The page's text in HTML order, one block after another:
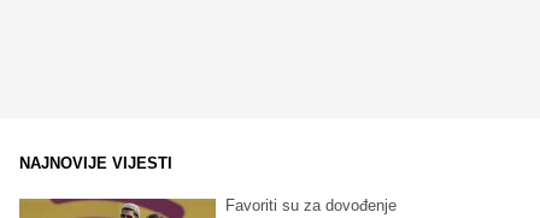
NAJNOVIJE VIJESTI
Favoriti su za dovođenje